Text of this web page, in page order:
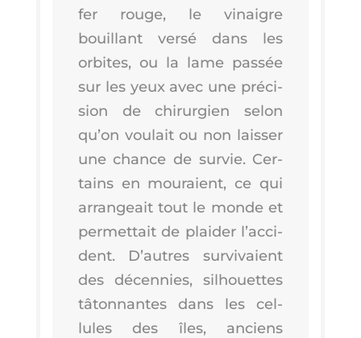
fer rouge, le vinaigre
bouillant ver­sé dans les
orbites, ou la lame pas­sée
sur les yeux avec une pré­ci­
sion de chi­rur­gien selon
qu’on vou­lait ou non lais­ser
une chance de sur­vie. Cer­
tains en mou­raient, ce qui
arran­geait tout le monde et
per­met­tait de plai­der l’ac­ci­
dent. D’autres sur­vi­vaient
des décen­nies, sil­houettes
tâton­nantes dans les cel­
lules des îles, anciens